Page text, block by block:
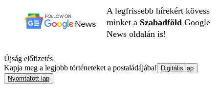
A legfrissebb hírekért kövess
minket a Szabadföld Google
News oldalán is!
Újság előfizetés
Kapja meg a legjobb történeteket a postaládájába!
Digitális lap
Nyomtatott lap